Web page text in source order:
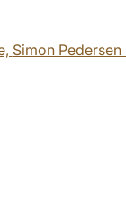
Simon Pedersen